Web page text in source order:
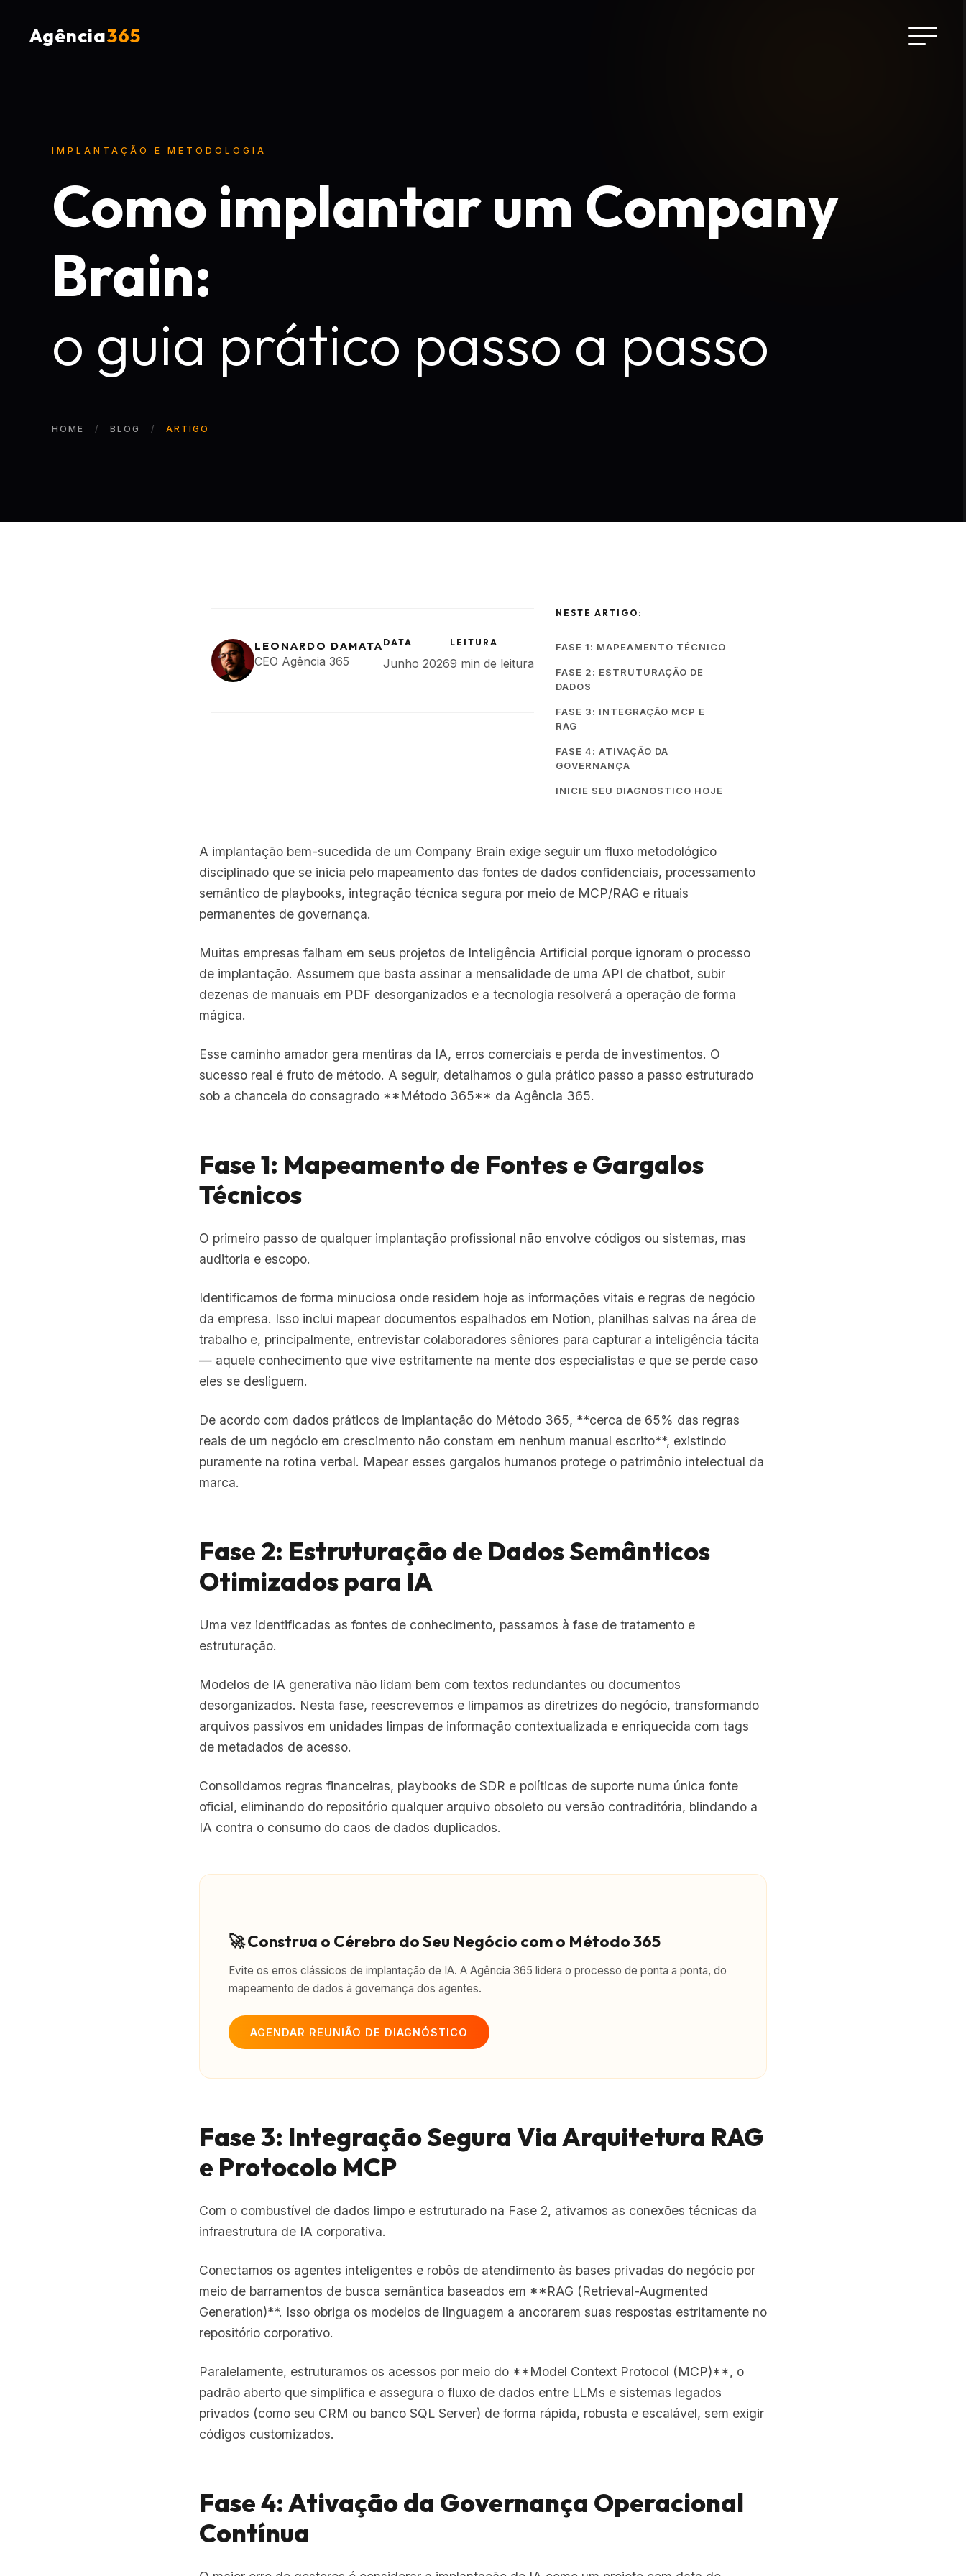
Agência365
IMPLANTAÇÃO E METODOLOGIA
Como implantar um Company
Brain:
o guia prático passo a passo
HOME BLOG ARTIGO
LEONARDO DAMATA
CEO Agência 365
DATA
Junho 2026
LEITURA
9 min de leitura
NESTE ARTIGO:
FASE 1: MAPEAMENTO TÉCNICO
FASE 2: ESTRUTURAÇÃO DE
DADOS
FASE 3: INTEGRAÇÃO MCP E
RAG
FASE 4: ATIVAÇÃO DA
GOVERNANÇA
INICIE SEU DIAGNÓSTICO HOJE
A implantação bem-sucedida de um Company Brain exige seguir um fluxo metodológico
disciplinado que se inicia pelo mapeamento das fontes de dados confidenciais, processamento
semântico de playbooks, integração técnica segura por meio de MCP/RAG e rituais
permanentes de governança.
Muitas empresas falham em seus projetos de Inteligência Artificial porque ignoram o processo
de implantação. Assumem que basta assinar a mensalidade de uma API de chatbot, subir
dezenas de manuais em PDF desorganizados e a tecnologia resolverá a operação de forma
mágica.
Esse caminho amador gera mentiras da IA, erros comerciais e perda de investimentos. O
sucesso real é fruto de método. A seguir, detalhamos o guia prático passo a passo estruturado
sob a chancela do consagrado **Método 365** da Agência 365.
Fase 1: Mapeamento de Fontes e Gargalos
Técnicos
O primeiro passo de qualquer implantação profissional não envolve códigos ou sistemas, mas
auditoria e escopo.
Identificamos de forma minuciosa onde residem hoje as informações vitais e regras de negócio
da empresa. Isso inclui mapear documentos espalhados em Notion, planilhas salvas na área de
trabalho e, principalmente, entrevistar colaboradores sêniores para capturar a inteligência tácita
— aquele conhecimento que vive estritamente na mente dos especialistas e que se perde caso
eles se desliguem.
De acordo com dados práticos de implantação do Método 365, **cerca de 65% das regras
reais de um negócio em crescimento não constam em nenhum manual escrito**, existindo
puramente na rotina verbal. Mapear esses gargalos humanos protege o patrimônio intelectual da
marca.
Fase 2: Estruturação de Dados Semânticos
Otimizados para IA
Uma vez identificadas as fontes de conhecimento, passamos à fase de tratamento e
estruturação.
Modelos de IA generativa não lidam bem com textos redundantes ou documentos
desorganizados. Nesta fase, reescrevemos e limpamos as diretrizes do negócio, transformando
arquivos passivos em unidades limpas de informação contextualizada e enriquecida com tags
de metadados de acesso.
Consolidamos regras financeiras, playbooks de SDR e políticas de suporte numa única fonte
oficial, eliminando do repositório qualquer arquivo obsoleto ou versão contraditória, blindando a
IA contra o consumo do caos de dados duplicados.
🚀 Construa o Cérebro do Seu Negócio com o Método 365
Evite os erros clássicos de implantação de IA. A Agência 365 lidera o processo de ponta a ponta, do
mapeamento de dados à governança dos agentes.
AGENDAR REUNIÃO DE DIAGNÓSTICO
Fase 3: Integração Segura Via Arquitetura RAG
e Protocolo MCP
Com o combustível de dados limpo e estruturado na Fase 2, ativamos as conexões técnicas da
infraestrutura de IA corporativa.
Conectamos os agentes inteligentes e robôs de atendimento às bases privadas do negócio por
meio de barramentos de busca semântica baseados em **RAG (Retrieval-Augmented
Generation)**. Isso obriga os modelos de linguagem a ancorarem suas respostas estritamente no
repositório corporativo.
Paralelamente, estruturamos os acessos por meio do **Model Context Protocol (MCP)**, o
padrão aberto que simplifica e assegura o fluxo de dados entre LLMs e sistemas legados
privados (como seu CRM ou banco SQL Server) de forma rápida, robusta e escalável, sem exigir
códigos customizados.
Fase 4: Ativação da Governança Operacional
Contínua